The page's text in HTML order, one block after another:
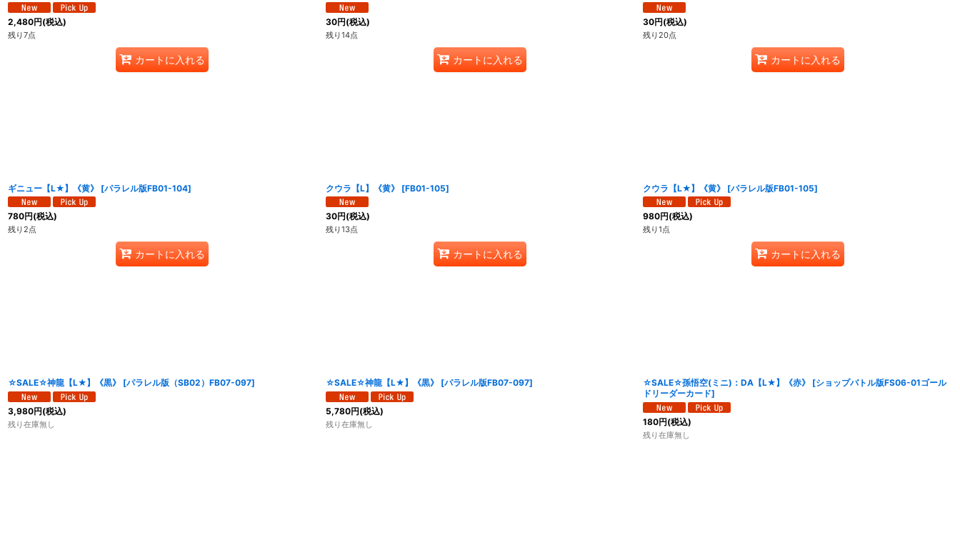
2,480円(税込)
残り7点
カートに入れる
30円(税込)
残り14点
カートに入れる
30円(税込)
残り20点
カートに入れる
ギニュー【L★】《黄》 [パラレル版FB01-104]
780円(税込)
残り2点
カートに入れる
クウラ【L】《黄》 [FB01-105]
30円(税込)
残り13点
カートに入れる
クウラ【L★】《黄》 [パラレル版FB01-105]
980円(税込)
残り1点
カートに入れる
☆SALE☆神龍【L★】《黒》 [パラレル版（SB02）FB07-097]
3,980円(税込)
残り在庫無し
☆SALE☆神龍【L★】《黒》 [パラレル版FB07-097]
5,780円(税込)
残り在庫無し
☆SALE☆孫悟空(ミニ)：DA【L★】《赤》 [ショップバトル版FS06-01ゴール
ドリーダーカード]
180円(税込)
残り在庫無し